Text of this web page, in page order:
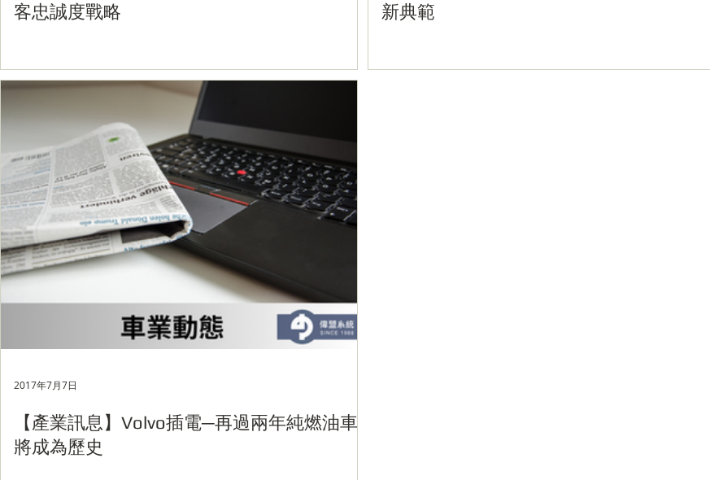
客忠誠度戰略
新典範
【產業訊息】Volvo插電─再過兩年純燃油車
將成為歷史
2017年7月7日